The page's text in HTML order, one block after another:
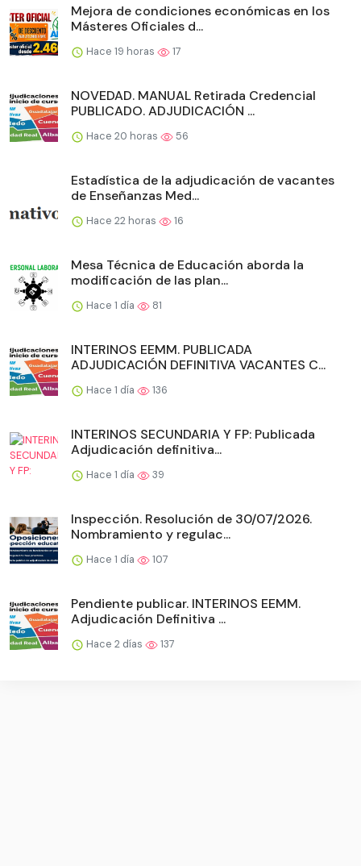
Mejora de condiciones económicas en los
Másteres Oficiales d...
Hace 19 horas 17
NOVEDAD. MANUAL Retirada Credencial
PUBLICADO. ADJUDICACIÓN ...
Hace 20 horas 56
Estadística de la adjudicación de vacantes
de Enseñanzas Med...
Hace 22 horas 16
Mesa Técnica de Educación aborda la
modificación de las plan...
Hace 1 día 81
INTERINOS EEMM. PUBLICADA
ADJUDICACIÓN DEFINITIVA VACANTES C...
Hace 1 día 136
INTERINOS SECUNDARIA Y FP: Publicada
Adjudicación definitiva...
Hace 1 día 39
Inspección. Resolución de 30/07/2026.
Nombramiento y regulac...
Hace 1 día 107
Pendiente publicar. INTERINOS EEMM.
Adjudicación Definitiva ...
Hace 2 días 137